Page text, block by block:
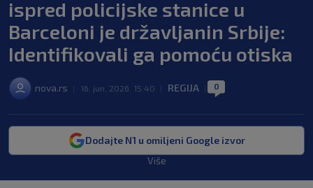
ispred policijske stanice u
Barceloni je državljanin Srbije:
Identifikovali ga pomoću otiska
nova.rs 16. jun. 2026. 15:40 REGIJA 0
Dodajte N1 u omiljeni Google izvor
Više